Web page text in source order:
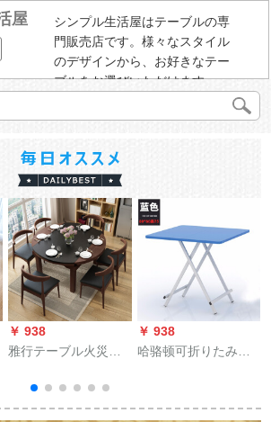
屋
シンプル生活屋はテーブルの専
門販売店です。様々なスタイル
のデザインから、お好きなテー
ブルをお選びいただけます。
￥ 938
雅行テーブル火災石
ンの家具の四角形が
円形に切り替わりま
￥ 938
哈骆顿可折りたみの
た簡易屋台で食事を